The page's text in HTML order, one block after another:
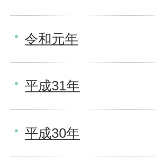
令和元年
平成31年
平成30年